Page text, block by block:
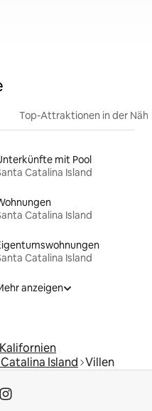
Top-Attraktionen in der
mit Pool
Catalina Island
Catalina Island
Catalina Island
anzeigen
Kalifornien
Island Villen